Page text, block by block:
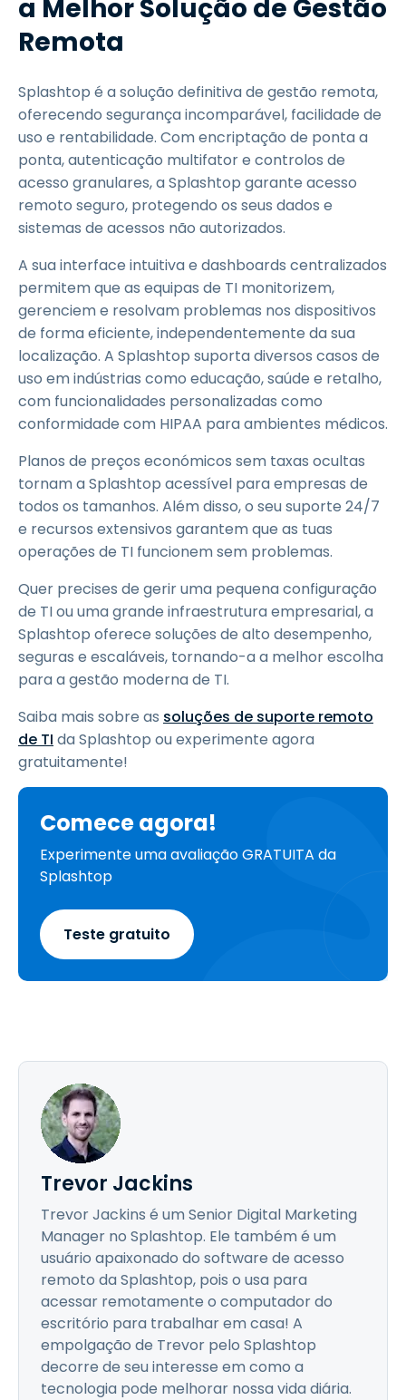
a Melhor Solução de Gestão
Remota
Splashtop é a solução definitiva de gestão remota,
oferecendo segurança incomparável, facilidade de
uso e rentabilidade. Com encriptação de ponta a
ponta, autenticação multifator e controlos de
acesso granulares, a Splashtop garante acesso
remoto seguro, protegendo os seus dados e
sistemas de acessos não autorizados.
A sua interface intuitiva e dashboards centralizados
permitem que as equipas de TI monitorizem,
gerenciem e resolvam problemas nos dispositivos
de forma eficiente, independentemente da sua
localização. A Splashtop suporta diversos casos de
uso em indústrias como educação, saúde e retalho,
com funcionalidades personalizadas como
conformidade com HIPAA para ambientes médicos.
Planos de preços económicos sem taxas ocultas
tornam a Splashtop acessível para empresas de
todos os tamanhos. Além disso, o seu suporte 24/7
e recursos extensivos garantem que as tuas
operações de TI funcionem sem problemas.
Quer precises de gerir uma pequena configuração
de TI ou uma grande infraestrutura empresarial, a
Splashtop oferece soluções de alto desempenho,
seguras e escaláveis, tornando-a a melhor escolha
para a gestão moderna de TI.
Saiba mais sobre as soluções de suporte remoto
de TI da Splashtop ou experimente agora
gratuitamente!
Comece agora!
Experimente uma avaliação GRATUITA da
Splashtop
Teste gratuito
Trevor Jackins
Trevor Jackins é um Senior Digital Marketing
Manager no Splashtop. Ele também é um
usuário apaixonado do software de acesso
remoto da Splashtop, pois o usa para
acessar remotamente o computador do
escritório para trabalhar em casa! A
empolgação de Trevor pelo Splashtop
decorre de seu interesse em como a
tecnologia pode melhorar nossa vida diária.